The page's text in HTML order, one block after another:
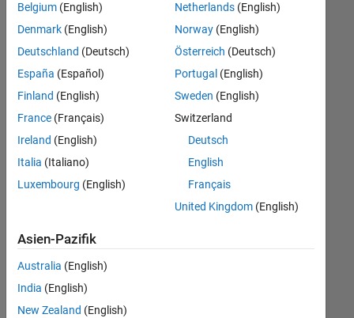
nach
einem
Standort,
um
alle
in
Ihrer
Region
Account
Manager -
Commercial
(m/f/d)
DE-München
Belgium (English)
Denmark (English)
Deutschland (Deutsch)
España (Español)
Finland (English)
France (Français)
Ireland (English)
Italia (Italiano)
Luxembourg (English)
Netherlands(English)
Norway(English)
Österreich (Deutsch)
Portugal (English)
Sweden (English)
Switzerland
Deutsch
English
Français
United Kingdom(English)
Asien-Pazifik
Australia (English)
India (English)
New Zealand (English)